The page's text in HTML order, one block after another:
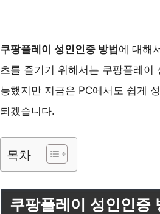
쿠팡플레이 성인인증 방법 에 대해
츠를 즐기기 위해서는 쿠팡플레
능했지만 지금은 PC에서도 쉽게
되겠습니다.
목차
쿠팡플레이 성인인증